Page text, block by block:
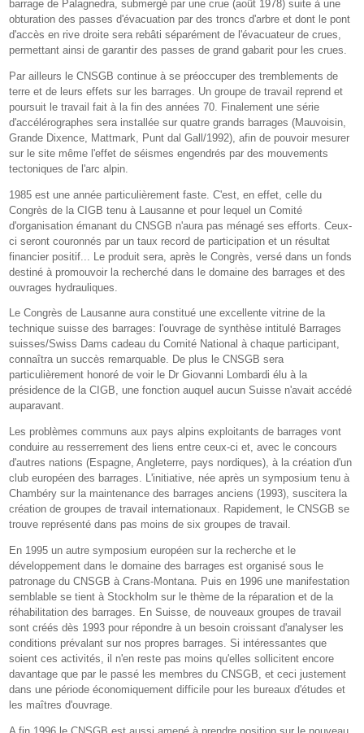
barrage de Palagnedra, submergé par une crue (août 1978) suite à une
obturation des passes d'évacuation par des troncs d'arbre et dont le pont
d'accès en rive droite sera rebâti séparément de l'évacuateur de crues,
permettant ainsi de garantir des passes de grand gabarit pour les crues.
Par ailleurs le CNSGB continue à se préoccuper des tremblements de
terre et de leurs effets sur les barrages. Un groupe de travail reprend et
poursuit le travail fait à la fin des années 70. Finalement une série
d'accélérographes sera installée sur quatre grands barrages (Mauvoisin,
Grande Dixence, Mattmark, Punt dal Gall/1992), afin de pouvoir mesurer
sur le site même l'effet de séismes engendrés par des mouvements
tectoniques de l'arc alpin.
1985 est une année particulièrement faste. C'est, en effet, celle du
Congrès de la CIGB tenu à Lausanne et pour lequel un Comité
d'organisation émanant du CNSGB n'aura pas ménagé ses efforts. Ceux-
ci seront couronnés par un taux record de participation et un résultat
financier positif... Le produit sera, après le Congrès, versé dans un fonds
destiné à promouvoir la recherché dans le domaine des barrages et des
ouvrages hydrauliques.
Le Congrès de Lausanne aura constitué une excellente vitrine de la
technique suisse des barrages: l'ouvrage de synthèse intitulé Barrages
suisses/Swiss Dams cadeau du Comité National à chaque participant,
connaîtra un succès remarquable. De plus le CNSGB sera
particulièrement honoré de voir le Dr Giovanni Lombardi élu à la
présidence de la CIGB, une fonction auquel aucun Suisse n'avait accédé
auparavant.
Les problèmes communs aux pays alpins exploitants de barrages vont
conduire au resserrement des liens entre ceux-ci et, avec le concours
d'autres nations (Espagne, Angleterre, pays nordiques), à la création d'un
club européen des barrages. L'initiative, née après un symposium tenu à
Chambéry sur la maintenance des barrages anciens (1993), suscitera la
création de groupes de travail internationaux. Rapidement, le CNSGB se
trouve représenté dans pas moins de six groupes de travail.
En 1995 un autre symposium européen sur la recherche et le
développement dans le domaine des barrages est organisé sous le
patronage du CNSGB à Crans-Montana. Puis en 1996 une manifestation
semblable se tient à Stockholm sur le thème de la réparation et de la
réhabilitation des barrages. En Suisse, de nouveaux groupes de travail
sont créés dès 1993 pour répondre à un besoin croissant d'analyser les
conditions prévalant sur nos propres barrages. Si intéressantes que
soient ces activités, il n'en reste pas moins qu'elles sollicitent encore
davantage que par le passé les membres du CNSGB, et ceci justement
dans une période économiquement difficile pour les bureaux d'études et
les maîtres d'ouvrage.